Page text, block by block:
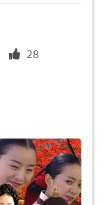
28